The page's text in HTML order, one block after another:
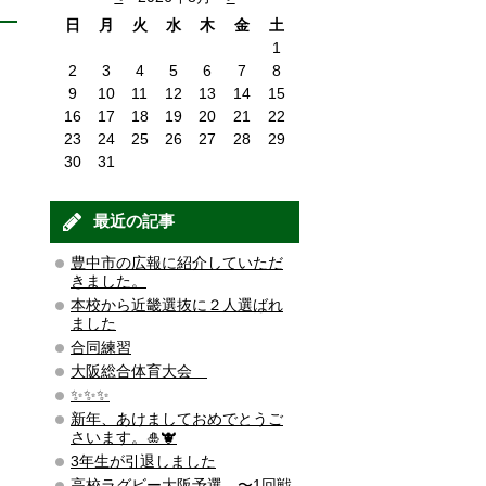
日
月 火 水 木 金
土
1
2
3 4 5 6 7
8
9
10 11 12 13 14
15
16
17 18 19 20 21
22
23
24 25 26 27 28
29
30
31
最近の記事
豊中市の広報に紹介していただ
きました。
本校から近畿選抜に２人選ばれ
ました
合同練習
大阪総合体育大会
✨✨✨
新年、あけましておめでとうご
さいます。🎍🐮
3年生が引退しました